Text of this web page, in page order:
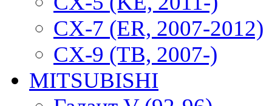
CX-7 (ER, 2007-2012)
CX-9 (TB, 2007-)
MITSUBISHI